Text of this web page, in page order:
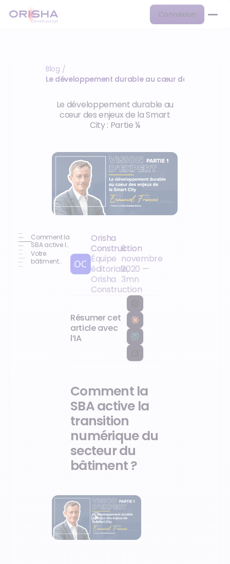
Connexion
Blog /
Le développement durable au cœur des enjeux de
Le développement durable au
cœur des enjeux de la Smart
City : Partie ¼
Comment la
SBA active la
transition
numérique
Votre
bâtiment
Construction.
Orisha
Construction
Équipe
éditoriale,
Orisha
Construction
9
novembre
2020 —
3mn
Résumer cet
article avec
l’IA
Comment la
SBA active la
transition
numérique du
secteur du
bâtiment ?